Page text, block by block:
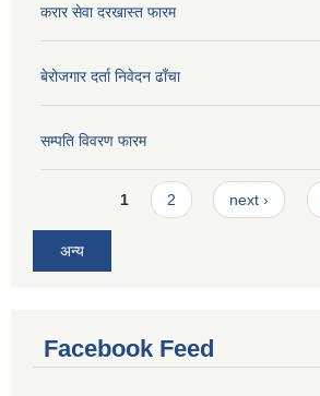
करार सेवा दरखास्त फारम
बेरोजगार दर्ता निवेदन ढाँचा
सम्पति विवरण फारम
Pages1 2 next ›
अन्य
Facebook Feed